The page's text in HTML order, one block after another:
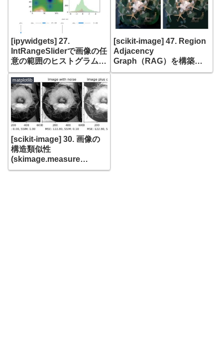
[ipywidgets] 27.
IntRangeSliderで画像の任
意の範囲のヒストグラムを
表示
[scikit-image] 47. Region
Adjacency
Graph（RAG）を構築し
た後に
matplotlib
[scikit-image] 30. 画像の
構造類似性
(skimage.measure
compare_ssim)